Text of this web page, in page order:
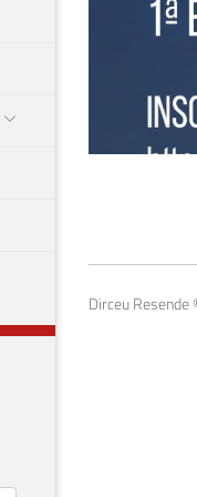
03 de
Dirceu